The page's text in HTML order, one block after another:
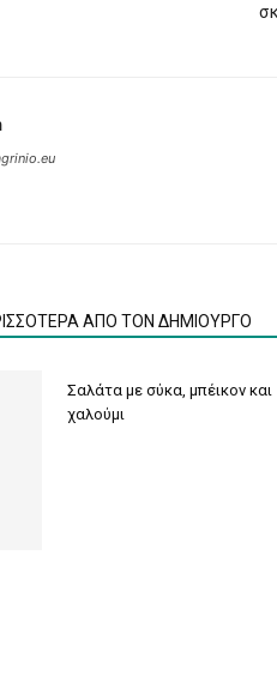
ΑΠΟ ΤΟΝ ΔΗΜΙΟΥΡΓΟ
Σαλάτα με σύκα, μπέικον και
χαλούμι